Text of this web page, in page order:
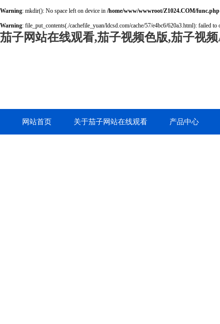
Warning: mkdir(): No space left on device in /home/www/wwwroot/Z1024.COM/func.php
Warning: file_put_contents(./cachefile_yuan/ldcsd.com/cache/57/e4bc6/620a3.html): failed
茄子网站在线观看,茄子视频色版,茄子视
网站首页 关于茄子网站在线观看 产品中心